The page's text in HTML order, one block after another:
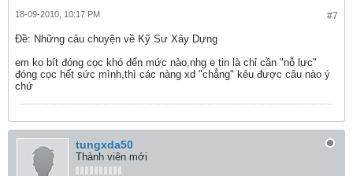
#7
18-09-2010, 10:17 PM
Ðề: Những câu chuyện về Kỹ Sư Xây Dựng
em ko bít đóng cọc khó đến mức nào,nhg e tin là chỉ cần "nỗ lực"
đóng cọc hết sức mình,thì các nàng xd "chẳng" kêu được câu nào ý
chứ
tungxda50
Thành viên mới